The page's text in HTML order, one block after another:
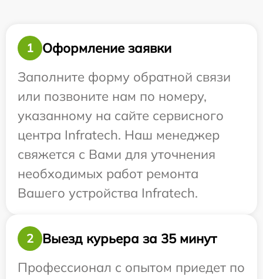
1
Оформление заявки
Заполните форму обратной связи
или позвоните нам по номеру,
указанному на сайте сервисного
центра Infratech. Наш менеджер
свяжется с Вами для уточнения
необходимых работ ремонта
Вашего устройства Infratech.
2
Выезд курьера за 35 минут
Профессионал с опытом приедет по